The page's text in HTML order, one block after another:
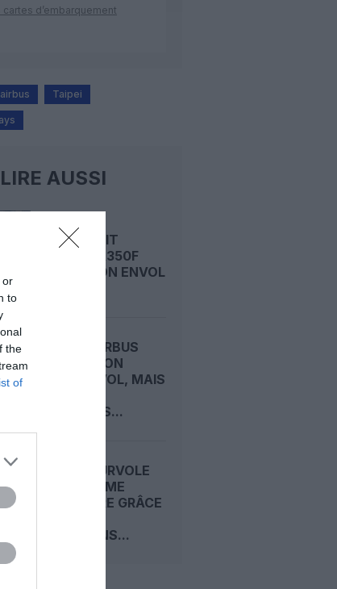
or
to
the
of
d’embarquement
airbus Taipei
LIRE AUSSI
AIRBUS FAIT
VIBRER L’A350F
AVANT SON ENVOL
A350F : AIRBUS
DÉCALE SON
PREMIER VOL, MAIS
TOUJOURS...
AIRBUS SURVOLE
LE DEUXIÈME
TRIMESTRE GRÂCE
LIVRAISONS...